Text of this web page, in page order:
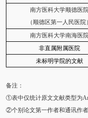
南方医科大学顺德医
（顺德区第一人民医院）
南方医科大学南海医
非直属附属医院
未标明学院的文献
备注：
①表中仅统计原文文献类型为
②个别论文第一作者和通讯作